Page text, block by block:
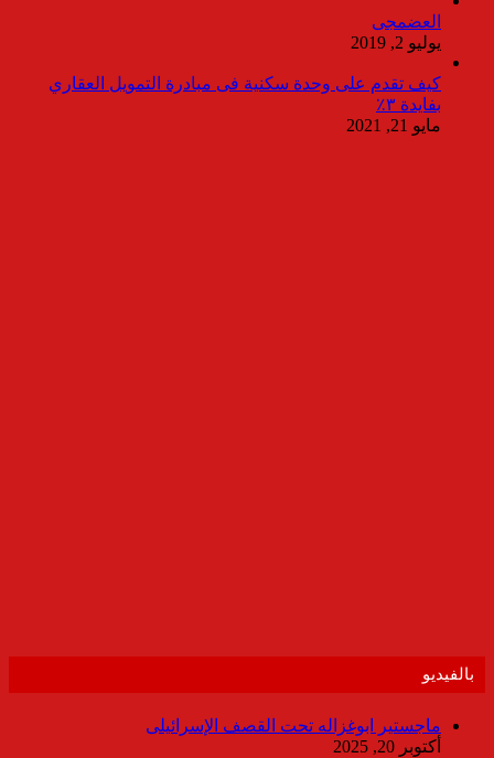
العضمجى
يوليو 2, 2019
كيف تقدم على وحدة سكنية فى مبادرة التمويل العقاري
بفايدة ٣٪
مايو 21, 2021
بالفيديو
ماجستير ابوغزاله تحت القصف الإسرائيلى
أكتوبر 20, 2025